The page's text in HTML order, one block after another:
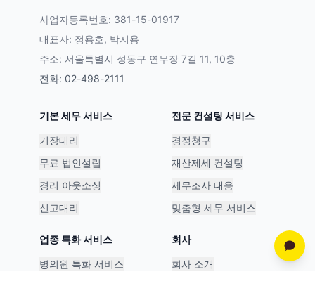
사업자등록번호: 381-15-01917
대표자: 정용호, 박지용
주소: 서울특별시 성동구 연무장 7길 11, 10층
전화: 02-498-2111
기본 세무 서비스
기장대리
무료 법인설립
경리 아웃소싱
신고대리
전문 컨설팅 서비스
경정청구
재산제세 컨설팅
세무조사 대응
맞춤형 세무 서비스
업종 특화 서비스
병의원 특화 서비스
회사
회사 소개